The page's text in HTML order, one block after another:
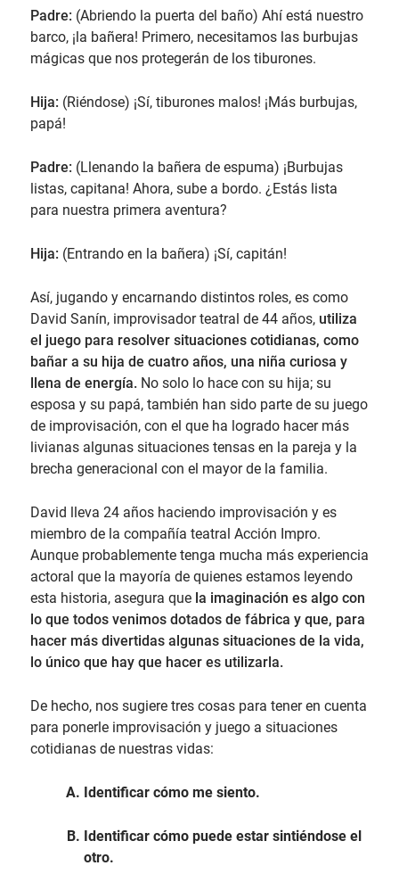
Padre: (Abriendo la puerta del baño) Ahí está nuestro
barco, ¡la bañera! Primero, necesitamos las burbujas
mágicas que nos protegerán de los tiburones.
Hija: (Riéndose) ¡Sí, tiburones malos! ¡Más burbujas,
papá!
Padre: (Llenando la bañera de espuma) ¡Burbujas
listas, capitana! Ahora, sube a bordo. ¿Estás lista
para nuestra primera aventura?
Hija: (Entrando en la bañera) ¡Sí, capitán!
Así, jugando y encarnando distintos roles, es como
David Sanín, improvisador teatral de 44 años, utiliza
el juego para resolver situaciones cotidianas, como
bañar a su hija de cuatro años, una niña curiosa y
llena de energía. No solo lo hace con su hija; su
esposa y su papá, también han sido parte de su juego
de improvisación, con el que ha logrado hacer más
livianas algunas situaciones tensas en la pareja y la
brecha generacional con el mayor de la familia.
David lleva 24 años haciendo improvisación y es
miembro de la compañía teatral Acción Impro.
Aunque probablemente tenga mucha más experiencia
actoral que la mayoría de quienes estamos leyendo
esta historia, asegura que la imaginación es algo con
lo que todos venimos dotados de fábrica y que, para
hacer más divertidas algunas situaciones de la vida,
lo único que hay que hacer es utilizarla.
De hecho, nos sugiere tres cosas para tener en cuenta
para ponerle improvisación y juego a situaciones
cotidianas de nuestras vidas:
Identificar cómo me siento.
Identificar cómo puede estar sintiéndose el
otro.